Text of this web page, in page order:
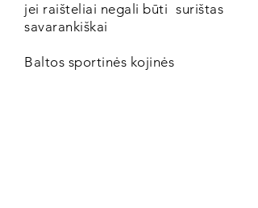
jei raišteliai negali būti surištas
savarankiškai
Baltos sportinės kojinės